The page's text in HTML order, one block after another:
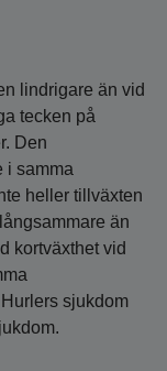
lindrigare än vid
tecken på
Den
i samma
heller tillväxten
än
kortväxthet vid
sjukdom